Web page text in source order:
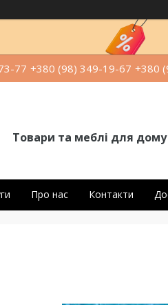
77 +380 (98) 349-19-67 +380
Товари та меблі для
Про нас Контакти